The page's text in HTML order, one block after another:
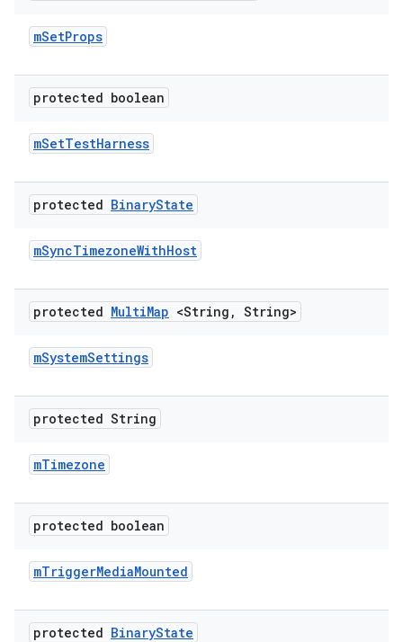
mSetProps
protected boolean
mSetTestHarness
protected BinaryState
mSyncTimezoneWithHost
protected MultiMap <String , String>
mSystemSettings
protected String
mTimezone
protected boolean
mTriggerMediaMounted
protected BinaryState